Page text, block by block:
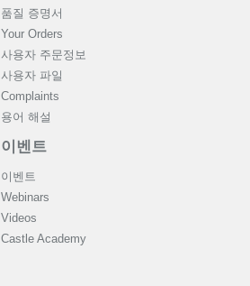
품질 증명서
Your Orders
사용자 주문정보
사용자 파일
Complaints
용어 해설
이벤트
이벤트
Webinars
Videos
Castle Academy